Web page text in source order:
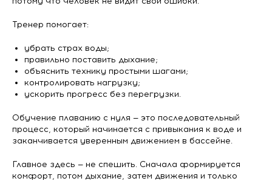
Тренер помогает:
убрать страх воды;
правильно поставить дыхание;
объяснить технику простыми шагами;
контролировать нагрузку;
ускорить прогресс без перегрузки.
Обучение плаванию с нуля — это последовательный
процесс, который начинается с привыкания к воде и
заканчивается уверенным движением в бассейне.
Главное здесь — не спешить. Сначала формируется
комфорт, потом дыхание, затем движения и только